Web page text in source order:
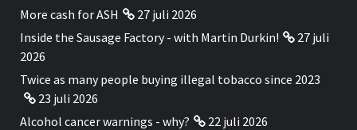
More cash for ASH
27 juli 2026
Inside the Sausage Factory - with Martin Durkin!
27 juli
2026
Twice as many people buying illegal tobacco since 2023
23 juli 2026
Alcohol cancer warnings - why?
22 juli 2026